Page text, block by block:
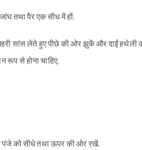
तथा पैर एक सीध में हों.
सांस लेते हुए पीछे की ओर झुकें और दाईं हथेली को
रूप से होना चाहिए.
पंजे को सीधे तथा ऊपर की ओर रखें.